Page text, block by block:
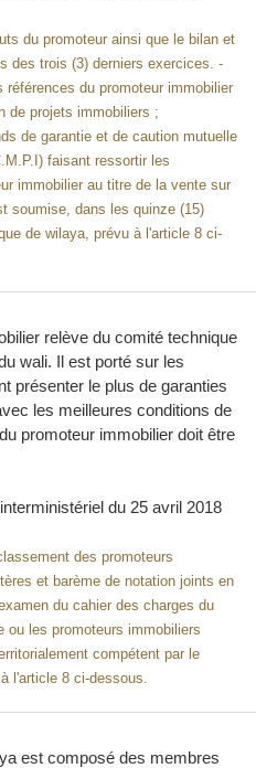
du promoteur ainsi que le bilan et
des trois (3) derniers exercices. -
du promoteur immobilier
de projets immobiliers ;
de garantie et de caution mutuelle
faisant ressortir les
immobilier au titre de la vente sur
soumise, dans les quinze (15)
de wilaya, prévu à l'article 8 ci-
relève du comité technique
wali. Il est porté sur les
présenter le plus de garanties
les meilleures conditions de
promoteur immobilier doit être
du 25 avril 2018
des promoteurs
et barème de notation joints en
du cahier des charges du
les promoteurs immobiliers
compétent par le
l'article 8 ci-dessous.
est composé des membres